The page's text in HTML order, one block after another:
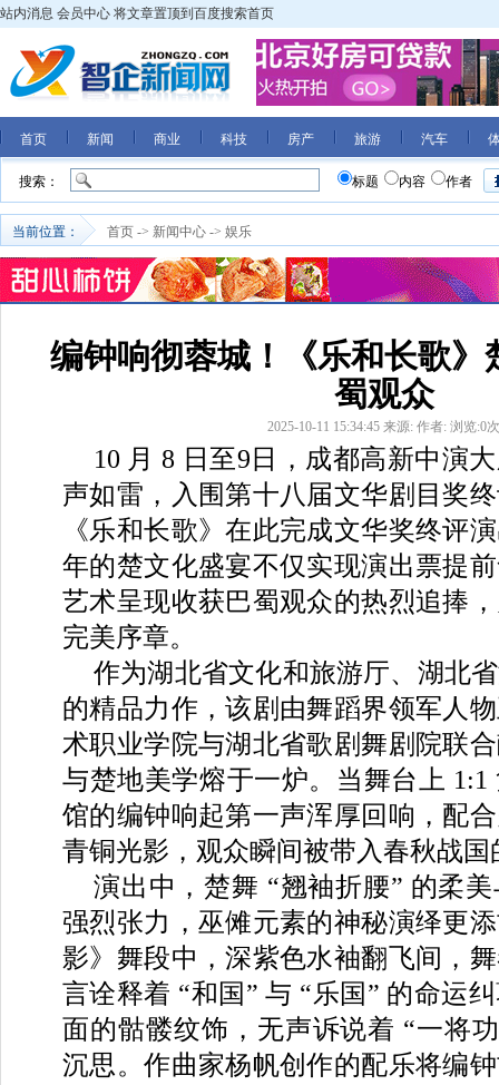
站内消息 会员中心 将文章置顶到百度搜索首页
首页 新闻 商业 科技 房产 旅游 汽车
搜索： 标题 内容 作者
当前位置： 首页 -> 新闻中心 -> 娱乐
编钟响彻蓉城！《乐和长歌》
蜀观众
2025-10-11 15:34:45 来源: 作者: 浏览:0
10 月 8 日至9日，成都高新中演
声如雷，入围第十八届文华剧目奖
《乐和长歌》在此完成文华奖终评
年的楚文化盛宴不仅实现演出票提
艺术呈现收获巴蜀观众的热烈追捧
完美序章。
作为湖北省文化和旅游厅、湖北
的精品力作，该剧由舞蹈界领军人
术职业学院与湖北省歌剧舞剧院联
与楚地美学熔于一炉。当舞台上 1:1
馆的编钟响起第一声浑厚回响，配
青铜光影，观众瞬间被带入春秋战国
演出中，楚舞 “翘袖折腰” 的柔
强烈张力，巫傩元素的神秘演绎更
影》舞段中，深紫色水袖翻飞间，
言诠释着 “和国” 与 “乐国” 的命运
面的骷髅纹饰，无声诉说着 “一将
沉思。作曲家杨帆创作的配乐将编